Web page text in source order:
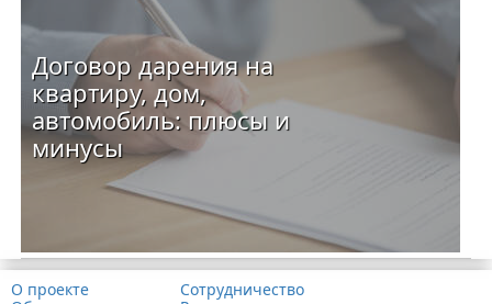
Договор дарения на
квартиру, дом,
автомобиль: плюсы и
минусы
О проекте
Сотрудничество